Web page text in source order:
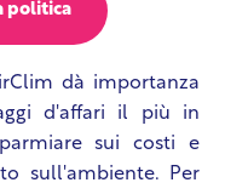
politica
dà importanza
d'affari il più in
sui costi e
sull'ambiente. Per